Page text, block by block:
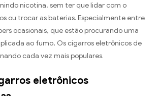
nicotina, sem ter que lidar com o
ou trocar as baterias. Especialmente entre
ocasionais, que estão procurando uma
ao fumo, Os cigarros eletrônicos de
cada vez mais populares.
eletrônicos